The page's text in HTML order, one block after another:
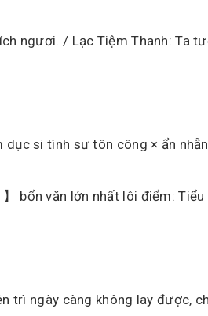
ngươi. / Lạc Tiệm Thanh: Ta
dục si tình sư tôn công × ẩn
】 bổn văn lớn nhất lôi điểm:
trì ngày càng không lay được,